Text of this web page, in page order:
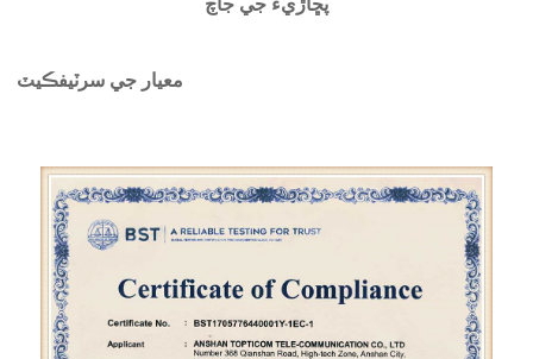
پڇاڙيءَ جي جاچ
معيار جي سرٽيفڪيٽ